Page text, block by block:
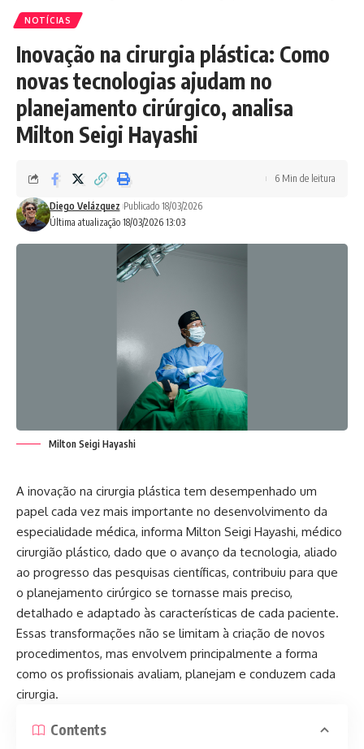
NOTÍCIAS
Inovação na cirurgia plástica: Como
novas tecnologias ajudam no
planejamento cirúrgico, analisa
Milton Seigi Hayashi
Última atualização 18/03/2026 13:03
Diego Velázquez Publicado 18/03/2026
6 Min de leitura
Milton Seigi Hayashi
A inovação na cirurgia plástica tem desempenhado um
papel cada vez mais importante no desenvolvimento da
especialidade médica, informa Milton Seigi Hayashi, médico
cirurgião plástico, dado que o avanço da tecnologia, aliado
ao progresso das pesquisas científicas, contribuiu para que
o planejamento cirúrgico se tornasse mais preciso,
detalhado e adaptado às características de cada paciente.
Essas transformações não se limitam à criação de novos
procedimentos, mas envolvem principalmente a forma
como os profissionais avaliam, planejam e conduzem cada
cirurgia.
Contents